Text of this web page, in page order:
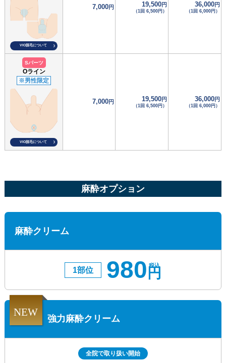
VIO脱毛について
7,000円 19,500円
（1回 6,500円）
36,000円
（1回 6,000円）
Sパーツ
Oライン
※男性限定
VIO脱毛について
7,000円 19,500円
（1回 6,500円）
36,000円
（1回 6,000円）
麻酔オプション
麻酔クリーム
1部位 980 円
税込
NEW
強力麻酔クリーム
全院で取り扱い開始